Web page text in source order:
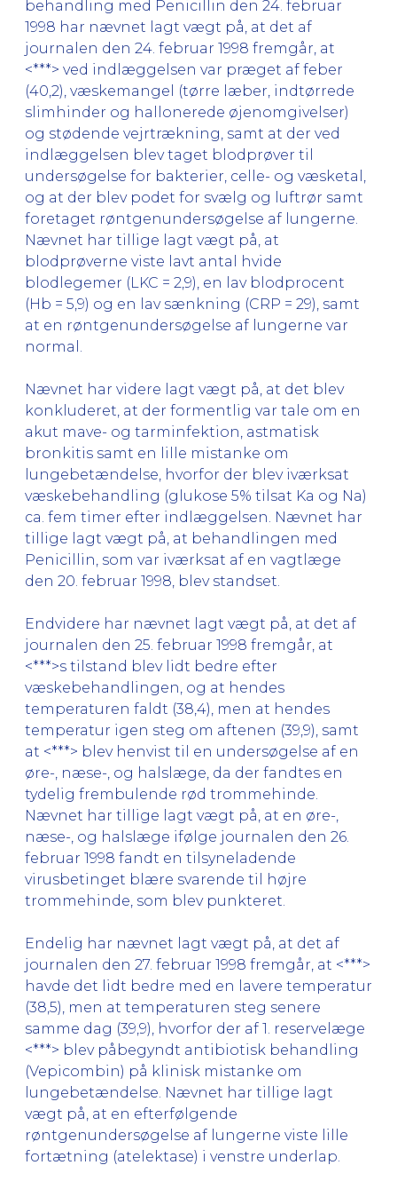
behandling med Penicillin den 24. februar
1998 har nævnet lagt vægt på, at det af
journalen den 24. februar 1998 fremgår, at
<***> ved indlæggelsen var præget af feber
(40,2), væskemangel (tørre læber, indtørrede
slimhinder og hallonerede øjenomgivelser)
og stødende vejrtrækning, samt at der ved
indlæggelsen blev taget blodprøver til
undersøgelse for bakterier, celle- og væsketal,
og at der blev podet for svælg og luftrør samt
foretaget røntgenundersøgelse af lungerne.
Nævnet har tillige lagt vægt på, at
blodprøverne viste lavt antal hvide
blodlegemer (LKC = 2,9), en lav blodprocent
(Hb = 5,9) og en lav sænkning (CRP = 29), samt
at en røntgenundersøgelse af lungerne var
normal.
Nævnet har videre lagt vægt på, at det blev
konkluderet, at der formentlig var tale om en
akut mave- og tarminfektion, astmatisk
bronkitis samt en lille mistanke om
lungebetændelse, hvorfor der blev iværksat
væskebehandling (glukose 5% tilsat Ka og Na)
ca. fem timer efter indlæggelsen. Nævnet har
tillige lagt vægt på, at behandlingen med
Penicillin, som var iværksat af en vagtlæge
den 20. februar 1998, blev standset.
Endvidere har nævnet lagt vægt på, at det af
journalen den 25. februar 1998 fremgår, at
<***>s tilstand blev lidt bedre efter
væskebehandlingen, og at hendes
temperaturen faldt (38,4), men at hendes
temperatur igen steg om aftenen (39,9), samt
at <***> blev henvist til en undersøgelse af en
øre-, næse-, og halslæge, da der fandtes en
tydelig frembulende rød trommehinde.
Nævnet har tillige lagt vægt på, at en øre-,
næse-, og halslæge ifølge journalen den 26.
februar 1998 fandt en tilsyneladende
virusbetinget blære svarende til højre
trommehinde, som blev punkteret.
Endelig har nævnet lagt vægt på, at det af
journalen den 27. februar 1998 fremgår, at <***>
havde det lidt bedre med en lavere temperatur
(38,5), men at temperaturen steg senere
samme dag (39,9), hvorfor der af 1. reservelæge
<***> blev påbegyndt antibiotisk behandling
(Vepicombin) på klinisk mistanke om
lungebetændelse. Nævnet har tillige lagt
vægt på, at en efterfølgende
røntgenundersøgelse af lungerne viste lille
fortætning (atelektase) i venstre underlap.